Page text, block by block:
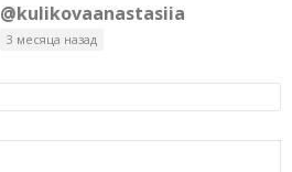
@kulikovaanastasiia
3 месяца назад